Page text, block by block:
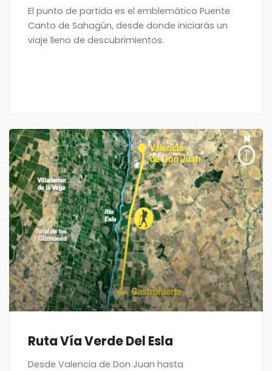
El punto de partida es el emblemático Puente
Canto de Sahagún, desde donde iniciarás un
viaje lleno de descubrimientos.
Ruta Vía Verde Del Esla
Desde Valencia de Don Juan hasta